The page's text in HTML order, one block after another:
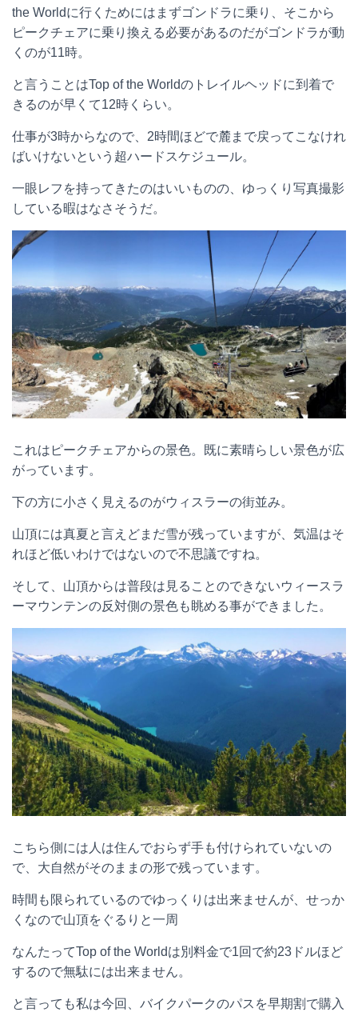
the Worldに行くためにはまずゴンドラに乗り、そこから
ピークチェアに乗り換える必要があるのだがゴンドラが動
くのが11時。
と言うことはTop of the Worldのトレイルヘッドに到着で
きるのが早くて12時くらい。
仕事が3時からなので、2時間ほどで麓まで戻ってこなけれ
ばいけないという超ハードスケジュール。
一眼レフを持ってきたのはいいものの、ゆっくり写真撮影
している暇はなさそうだ。
これはピークチェアからの景色。既に素晴らしい景色が広
がっています。
下の方に小さく見えるのがウィスラーの街並み。
山頂には真夏と言えどまだ雪が残っていますが、気温はそ
れほど低いわけではないので不思議ですね。
そして、山頂からは普段は見ることのできないウィースラ
ーマウンテンの反対側の景色も眺める事ができました。
こちら側には人は住んでおらず手も付けられていないの
で、大自然がそのままの形で残っています。
時間も限られているのでゆっくりは出来ませんが、せっか
くなので山頂をぐるりと一周
なんたってTop of the Worldは別料金で1回で約23ドルほど
するので無駄には出来ません。
と言っても私は今回、バイクパークのパスを早期割で購入